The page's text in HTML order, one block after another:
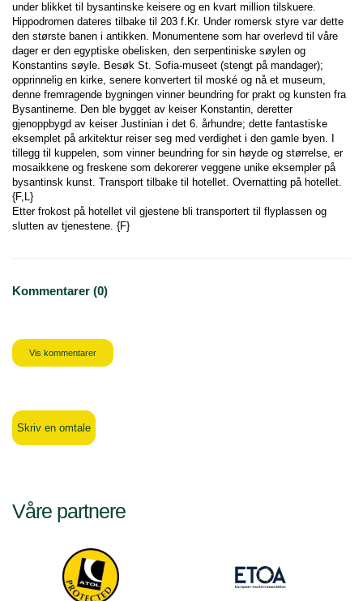
under blikket til bysantinske keisere og en kvart million tilskuere.
Hippodromen dateres tilbake til 203 f.Kr. Under romersk styre var dette
den største banen i antikken. Monumentene som har overlevd til våre
dager er den egyptiske obelisken, den serpentiniske søylen og
Konstantins søyle. Besøk St. Sofia-museet (stengt på mandager);
opprinnelig en kirke, senere konvertert til moské og nå et museum,
denne fremragende bygningen vinner beundring for prakt og kunsten fra
Bysantinerne. Den ble bygget av keiser Konstantin, deretter
gjenoppbygd av keiser Justinian i det 6. århundre; dette fantastiske
eksemplet på arkitektur reiser seg med verdighet i den gamle byen. I
tillegg til kuppelen, som vinner beundring for sin høyde og størrelse, er
mosaikkene og freskene som dekorerer veggene unike eksempler på
bysantinsk kunst. Transport tilbake til hotellet. Overnatting på hotellet.
{F,L}
Etter frokost på hotellet vil gjestene bli transportert til flyplassen og
slutten av tjenestene. {F}
Kommentarer (0)
Vis kommentarer
Skriv en omtale
Våre partnere